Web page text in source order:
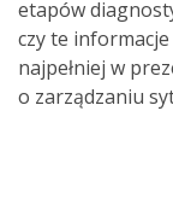
etapów
czy te
najpełniej w
o zarządzaniu